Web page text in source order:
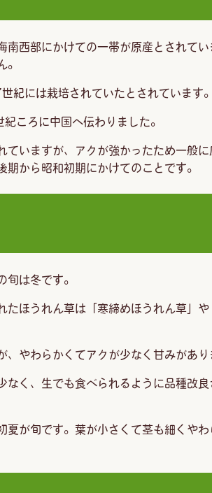
西部にかけての一帯が原産とされてい
。
紀には栽培されていたとされています。
ころに中国へ伝わりました。
ていますが、アクが強かったため一般
から昭和初期にかけてのことです。
旬は冬です。
ほうれん草は「寒締めほうれん草」や
やわらかくてアクが少なく甘みがあり
なく、生でも食べられるように品種改
が旬です。葉が小さくて茎も細くや